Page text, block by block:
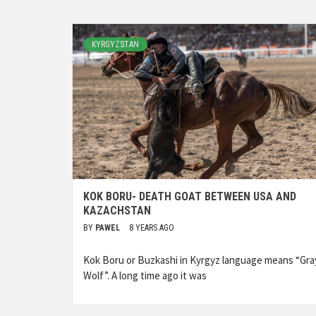
KYRGYZSTAN
KOK BORU- DEATH GOAT BETWEEN USA AND
KAZACHSTAN
BY PAWEL 8 YEARS AGO
Kok Boru or Buzkashi in Kyrgyz language means
Wolf”. A long time ago it was